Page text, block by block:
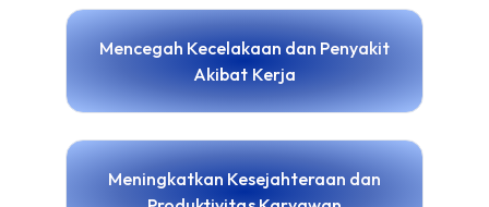
Mencegah Kecelakaan dan Penyakit
Akibat Kerja
Meningkatkan Kesejahteraan dan